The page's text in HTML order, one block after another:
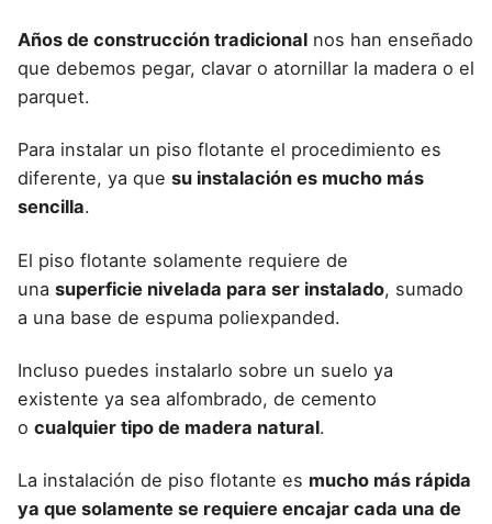
Años de construcción tradicional nos han enseñado
que debemos pegar, clavar o atornillar la madera o el
parquet.
Para instalar un piso flotante el procedimiento es
diferente, ya que su instalación es mucho más
sencilla.
El piso flotante solamente requiere de
una superficie nivelada para ser instalado, sumado
a una base de espuma poliexpanded.
Incluso puedes instalarlo sobre un suelo ya
existente ya sea alfombrado, de cemento
o cualquier tipo de madera natural.
La instalación de piso flotante es mucho más rápida
ya que solamente se requiere encajar cada una de